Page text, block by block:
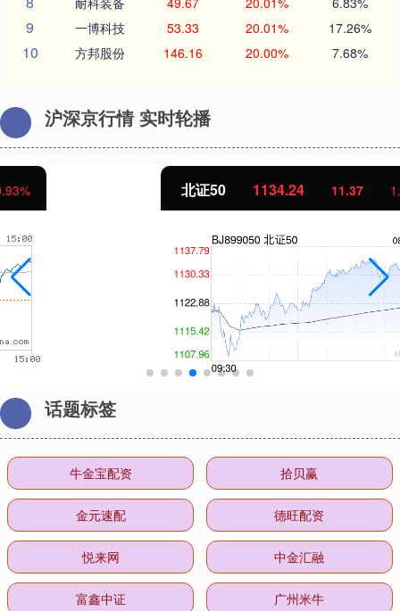
9 一博科技 53.33 20.01% 17.26%
10 方邦股份 146.16 20.00% 7.68%
沪深京行情 实时轮播
1134.24 11.37 1.01%
话题标签
牛金宝配资 拾贝赢
金元速配 德旺配资
悦来网 中金汇融
富鑫中证 广州米牛